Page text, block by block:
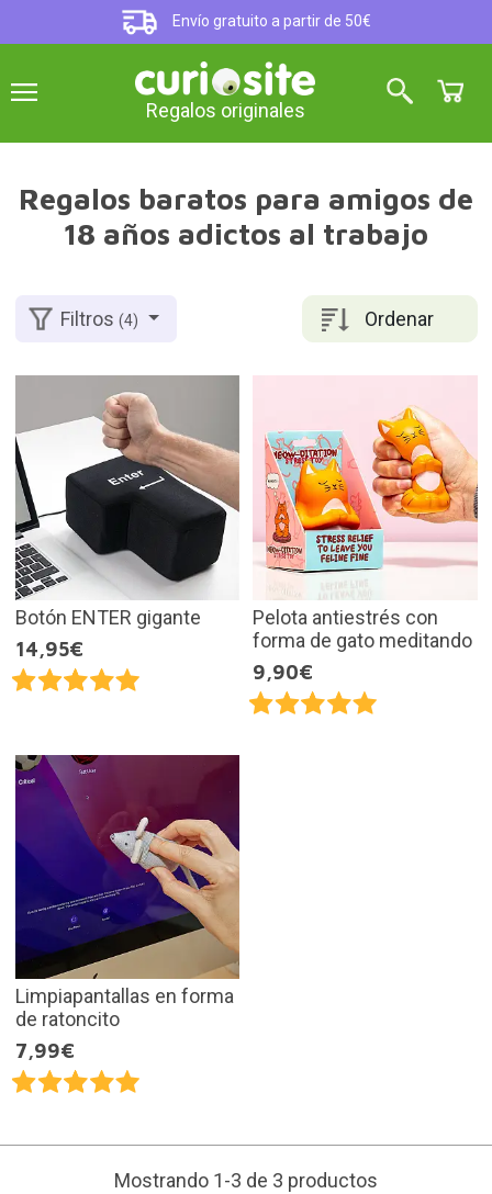
Envío gratuito a partir de 50€
Regalos originales
Regalos baratos para amigos de
18 años adictos al trabajo
Ordenar
Filtros(4)
Botón ENTER gigante
14,95€
Pelota antiestrés con
forma de gato meditando
9,90€
Limpiapantallas en forma
de ratoncito
7,99€
Mostrando 1-3 de 3 productos